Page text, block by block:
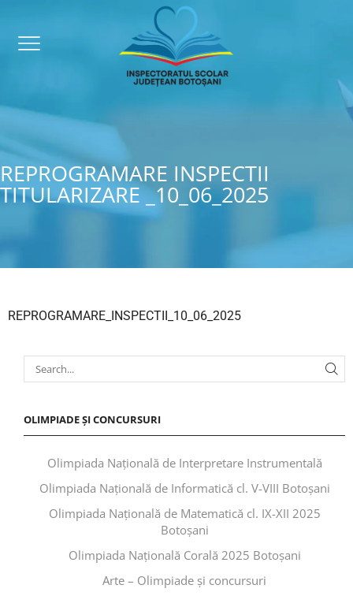
REPROGRAMARE INSPECTII
TITULARIZARE _10_06_2025
REPROGRAMARE_INSPECTII_10_06_2025
OLIMPIADE ȘI CONCURSURI
Olimpiada Națională de Interpretare Instrumentală
Olimpiada Națională de Informatică cl. V-VIII Botoșani
Olimpiada Națională de Matematică cl. IX-XII 2025
Botoșani
Olimpiada Națională Corală 2025 Botoșani
Arte – Olimpiade și concursuri